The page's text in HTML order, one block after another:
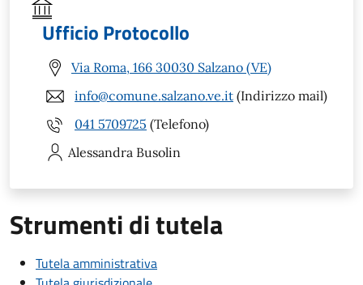
Ufficio Protocollo
Via Roma, 166 30030 Salzano (VE)
info@comune.salzano.ve.it (Indirizzo mail)
041 5709725 (Telefono)
Alessandra Busolin
Strumenti di tutela
Tutela amministrativa